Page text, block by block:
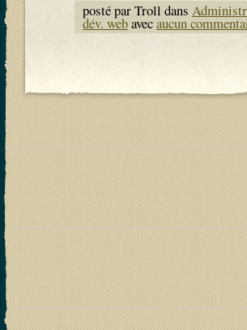
posté par Troll dans
dév. webavecaucun